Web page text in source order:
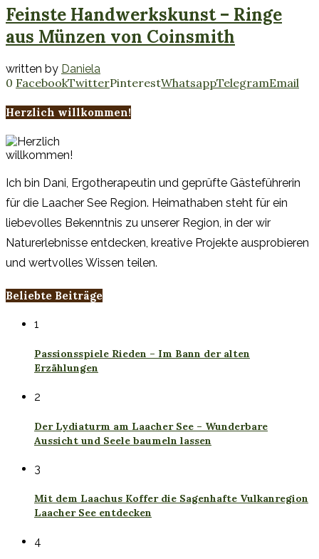
Feinste Handwerkskunst – Ringe
aus Münzen von Coinsmith
written by Daniela
0 FacebookTwitterPinterestWhatsappTelegramEmail
Herzlich willkommen!
Ich bin Dani, Ergotherapeutin und geprüfte Gästeführerin
für die Laacher See Region. Heimathaben steht für ein
liebevolles Bekenntnis zu unserer Region, in der wir
Naturerlebnisse entdecken, kreative Projekte ausprobieren
und wertvolles Wissen teilen.
Beliebte Beiträge
1
Passionsspiele Rieden – Im Bann der alten
Erzählungen
2
Der Lydiaturm am Laacher See – Wunderbare
Aussicht und Seele baumeln lassen
3
Mit dem Laachus Koffer die Sagenhafte Vulkanregion
Laacher See entdecken
4